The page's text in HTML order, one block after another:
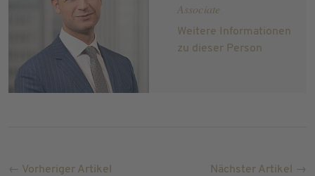
Associate
Weitere Informationen
zu dieser Person
← Vorheriger Artikel Nächster Artikel →